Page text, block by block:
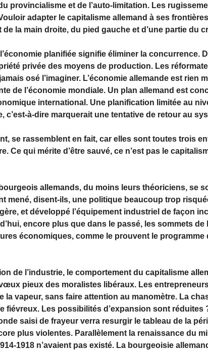
du provincialisme et de l’auto-limitation. Les
adapter le capitalisme allemand à ses
la main droite, du pied gauche et d’une partie du
planifiée signifie éliminer la concurrence.
privée des moyens de production. Les
osé l’imaginer. L’économie allemande est rien
de l’économie mondiale. Un plan allemand est
international. Une planification limitée au
c’est-à-dire marquerait une tentative de retour au
se rassemblent en fait, car elles sont toutes trois
Ce qui mérite d’être sauvé, ce n’est pas le
allemands, du moins leurs théoriciens, se
mené, disent-ils, une politique beaucoup trop
et développé l’équipement industriel de façon
encore plus que dans le passé, les sommets de
économiques, comme le prouvent le programme
de l’industrie, le comportement du capitalisme
pieux des moralistes libéraux. Les
la vapeur, sans faire attention au manomètre. La
fiévreux. Les possibilités d’expansion sont réduites
saisi de frayeur verra resurgir le tableau de la
plus violentes. Parallèlement la renaissance du
1918 n’avaient pas existé. La bourgeoisie